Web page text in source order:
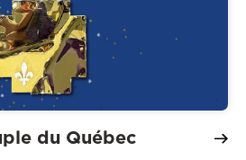
du Québec